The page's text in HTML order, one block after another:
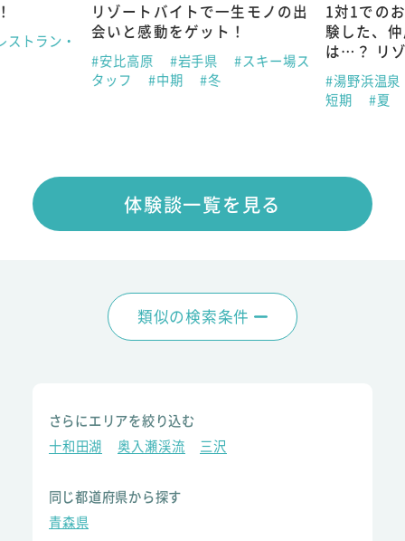
ストラン・
リゾートバイトで一生モノの出
会いと感動をゲット！
#安比高原 #岩手県
#スキー場ス
タッフ
#中期 #冬
1対1での
験した、
は…？ リ
#湯野浜温泉
短期
#夏
体験談一覧を見る
類似の検索条件
さらにエリアを絞り込む
十和田湖
奥入瀬渓流 三沢
同じ都道府県から探す
青森県